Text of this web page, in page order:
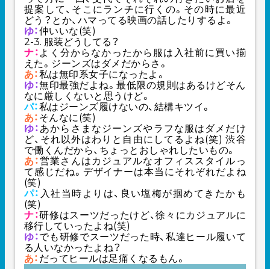
提案して、そこにランチに行くの。その時に最近
どう？とか、ハマってる映画の話したりするよ。
ゆ：仲いいな(笑)
2-3. 服装どうしてる？
ナ： よく分からなかったから 服は入社前に買い揃
えた。ジーンズはダメだからさ。
あ：私は無印系女子になったよ。
ゆ：無印最強だよね。最低限の規則はあるけどそん
なに厳しくないと思うけど。
パ：私はジーンズ履けないの、結構キツイ。
あ： そんなに(笑)
ゆ： あからさまなジーンズやラフな服はダメだけ
ど、それ以外はわりと自由にしてるよね(笑) 渋谷
で働くんだから、ちょっとおしゃれしたいもの。
あ：営業さんはカジュアルなオフィススタイルっ
て感じだね。デザイナーは本当にそれぞれだよね
(笑)
パ： 入社当時よりは、良い塩梅が掴めてきたかも
(笑)
ナ：研修はスーツだったけど、徐々にカジュアルに
移行していったよね(笑)
ゆ：でも研修でスーツだった時、私達ヒール履いて
る人いなかったよね？
あ： だってヒールは足痛くなるもん。